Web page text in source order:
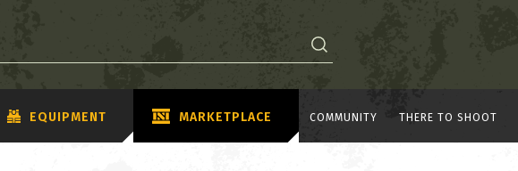
EQUIPMENT MARKETPLACE COMMUNITY THERE TO SHOOT